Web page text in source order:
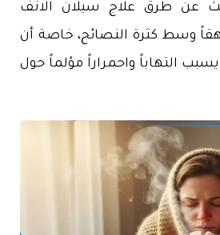
عن طرق علاج سيلان الانف
وسط كثرة النصائح، خاصة أن
التهاباً واحمراراً مؤلماً حول